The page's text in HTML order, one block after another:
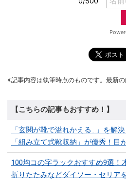
※記事内容は執筆時点のものです。最新の
【こちらの記事もおすすめ！】
「玄関が靴で溢れかえる…」を解
「組み立て式靴収納」が優秀！目
100均コの字ラックおすすめ9選！
折りたたみなどダイソー・セリア